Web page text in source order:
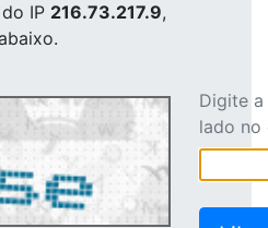
do IP 216.73.217.9,
Digite
lado no